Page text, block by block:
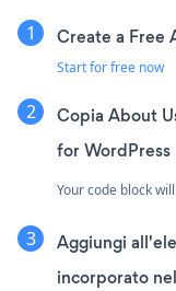
Create a Free
Start for free now
Copia About
for WordPress
Your code block
Aggiungi
incorporato